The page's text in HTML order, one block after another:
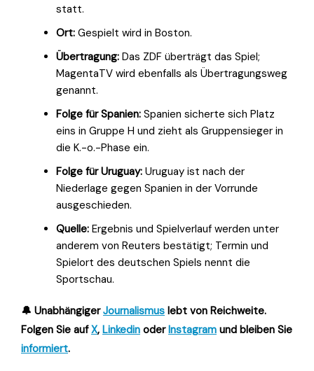
statt.
Ort: Gespielt wird in Boston.
Übertragung: Das ZDF überträgt das Spiel;
MagentaTV wird ebenfalls als Übertragungsweg
genannt.
Folge für Spanien: Spanien sicherte sich Platz
eins in Gruppe H und zieht als Gruppensieger in
die K.-o.-Phase ein.
Folge für Uruguay: Uruguay ist nach der
Niederlage gegen Spanien in der Vorrunde
ausgeschieden.
Quelle: Ergebnis und Spielverlauf werden unter
anderem von Reuters bestätigt; Termin und
Spielort des deutschen Spiels nennt die
Sportschau.
🔔 UnabhängigerJournalismus lebt von Reichweite.
Folgen Sie aufX, Linkedin oderInstagram und bleiben Sie
informiert.